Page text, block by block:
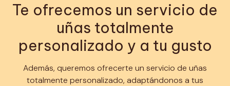
Te ofrecemos un servicio de
uñas totalmente
personalizado y a tu gusto
Además, queremos ofrecerte un servicio de uñas
totalmente personalizado, adaptándonos a tus